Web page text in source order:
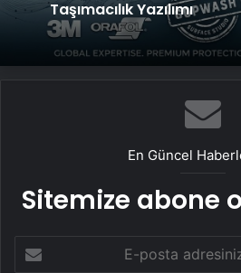
UETDS Nedir ? Uetds.com
Taşımacılık Yazılımı
Politikası ve Hakan Fidan
En Güncel
Sitemize abone
posta